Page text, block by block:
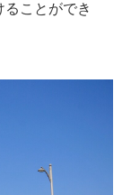
ことができ